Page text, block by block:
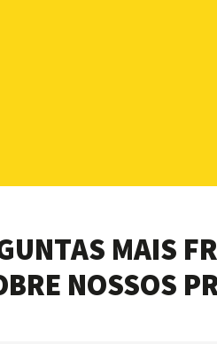
MAIS
NOSSOS